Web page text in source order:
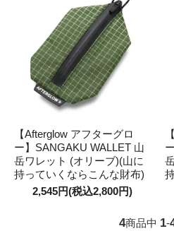
【Afterglow アフターグロ
ー】SANGAKU WALLET 山
岳ワレット (オリーブ)(山に
持っていくならこんな財布)
2,545円(税込2,800円)
4商品中 1-